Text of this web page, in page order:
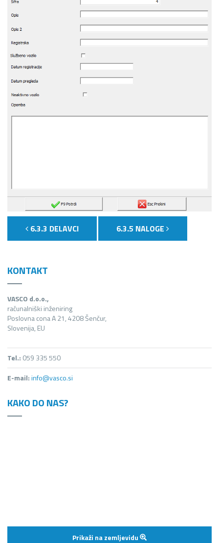
6.3.3 DELAVCI 6.3.5 NALOGE
KONTAKT
VASCO d.o.o.,
računalniški inženiring
Poslovna cona A 21, 4208 Šenčur,
Slovenija, EU
Tel.: 059 335 550
E-mail:info@vasco.si
KAKO DO NAS?
Prikaži na zemljevidu